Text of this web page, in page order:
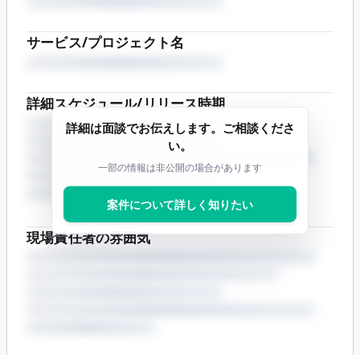
サービス/プロジェクト名
詳細スケジュール/リリース時期
現場責任者の雰囲気
詳細は面談でお伝えします。ご相談くださ
い。
一部の情報は非公開の場合があります
案件について詳しく知りたい